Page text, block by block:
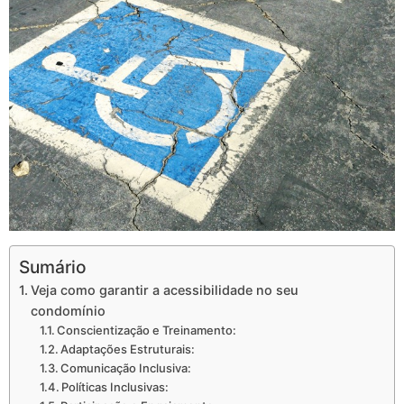
Sumário
Veja como garantir a acessibilidade no seu
condomínio
Conscientização e Treinamento:
Adaptações Estruturais:
Comunicação Inclusiva:
Políticas Inclusivas: